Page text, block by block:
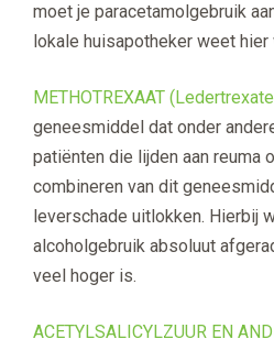
moet je paracetamolgebruik
lokale huisapotheker weet
METHOTREXAAT
geneesmiddel dat onder
patiënten die lijden aan reuma
combineren van dit
leverschade uitlokken. Hierbij
alcoholgebruik absoluut
veel hoger is.
ACETYLSALICYLZUUR EN